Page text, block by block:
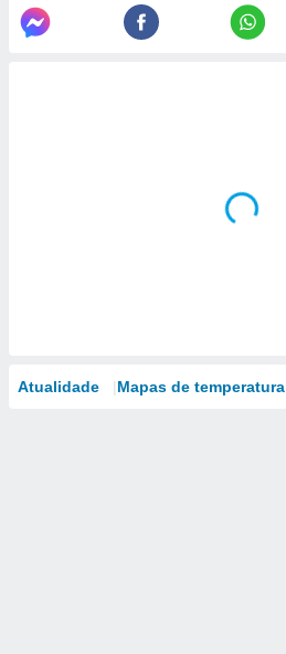
Atualidade Mapas de temperatura